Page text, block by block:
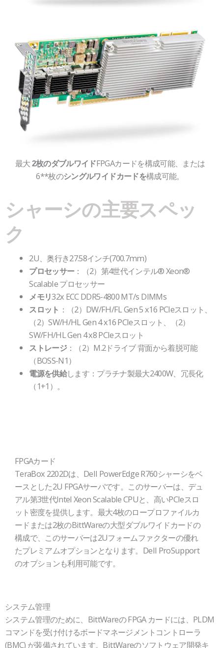
最大 2枚のダブルワイドFPGAカードを構成可能、または
6**枚のシングルワイドカードを構成可能。
シャーシの主要スペッ
ク
2U、奥行き27.58インチ(700.7mm)
プロセッサー：（2）第4世代インテル® Xeon®
Scalable プロセッサー
メモリ32x ECC DDR5-4800 MT/s DIMMs
スロット ：（2）DW/FH/FL Gen 5 x16 PCIeスロット、
（2）SW/H/HL Gen 4 x16 PCIeスロット、（2）
SW/FH/HL Gen 4 x8 PCIeスロット
ストレージ：（2）M.2ドライブ 背面から着脱可能
（BOSS-N1）
電源を供給します：プラチナ製最大2400W、冗長化
（1+1）。
FPGAカード
TeraBox 2202Dは、Dell PowerEdge R760シャーシをベ
ースとした2U FPGAサーバです。このサーバーは、デュ
アル第3世代Intel Xeon Scalable CPUと、高いPCIeスロ
ット密度を提供します。最大4枚のロープロファイルカ
ードまたは2枚のBittWareの大型ダブルワイドカードの
構成で、このサーバーは2Uフォームファクターの優れ
たプレミアムオプションとなります。Dell ProSupport
のオプションも利用可能です。
システム管理
システム管理のために、BittWareの FPGA カードには、PLDM
コマンドを受け付けるボードマネージメントコントローラ
(BMC) が装備されています。BittWareのソフトウェア開発キ